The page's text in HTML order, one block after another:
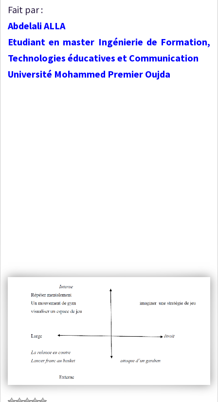
Fait par :
Abdelali ALLA
Etudiant en master Ingénierie de Formation,
Technologies éducatives et Communication
Université Mohammed Premier Oujda